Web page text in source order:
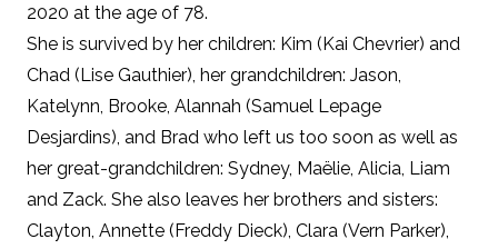
2020 at the age of 78.
She is survived by her children: Kim (Kai Chevrier) and
Chad (Lise Gauthier), her grandchildren: Jason,
Katelynn, Brooke, Alannah (Samuel Lepage
Desjardins), and Brad who left us too soon as well as
her great-grandchildren: Sydney, Maëlie, Alicia, Liam
and Zack. She also leaves her brothers and sisters:
Clayton, Annette (Freddy Dieck), Clara (Vern Parker),